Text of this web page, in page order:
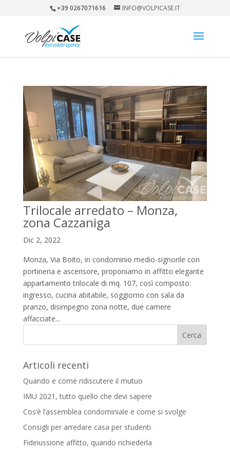
+39 0267071616 INFO@VOLPICASE.IT
Trilocale arredato – Monza,
zona Cazzaniga
Dic 2, 2022
Monza, Via Boito, in condominio medio-signorile con
portineria e ascensore, proponiamo in affitto elegante
appartamento trilocale di mq. 107, così composto:
ingresso, cucina abitabile, soggiorno con sala da
pranzo, disimpegno zona notte, due camere
affacciate...
Articoli recenti
Quando e come ridiscutere il mutuo
IMU 2021, tutto quello che devi sapere
Cos’è l’assemblea condominiale e come si svolge
Consigli per arredare casa per studenti
Fideiussione affitto, quando richiederla